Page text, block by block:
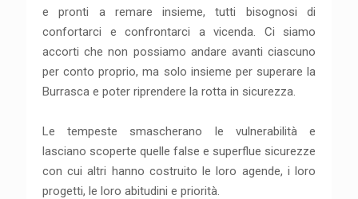
e pronti a remare insieme, tutti bisognosi di
confortarci e confrontarci a vicenda. Ci siamo
accorti che non possiamo andare avanti ciascuno
per conto proprio, ma solo insieme per superare la
Burrasca e poter riprendere la rotta in sicurezza.
Le tempeste smascherano le vulnerabilità e
lasciano scoperte quelle false e superflue sicurezze
con cui altri hanno costruito le loro agende, i loro
progetti, le loro abitudini e priorità.